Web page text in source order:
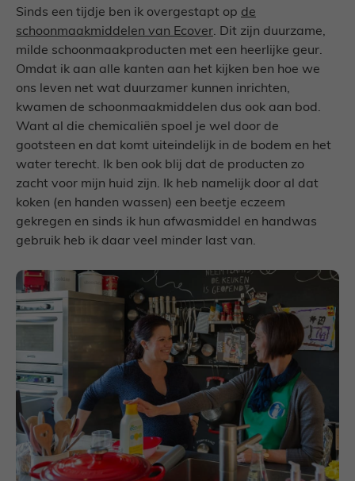
Sinds een tijdje ben ik overgestapt op de
schoonmaakmiddelen van Ecover. Dit zijn duurzame,
milde schoonmaakproducten met een heerlijke geur.
Omdat ik aan alle kanten aan het kijken ben hoe we
ons leven net wat duurzamer kunnen inrichten,
kwamen de schoonmaakmiddelen dus ook aan bod.
Want al die chemicaliën spoel je wel door de
gootsteen en dat komt uiteindelijk in de bodem en het
water terecht. Ik ben ook blij dat de producten zo
zacht voor mijn huid zijn. Ik heb namelijk door al dat
koken (en handen wassen) een beetje eczeem
gekregen en sinds ik hun afwasmiddel en handwas
gebruik heb ik daar veel minder last van.